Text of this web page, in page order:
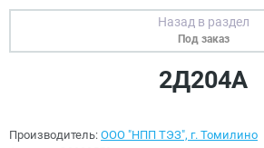
Под заказ
2Д204А
Производитель: ООО "НПП ТЭЗ", г. Томилино